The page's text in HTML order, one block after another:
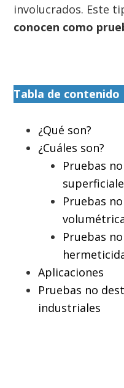
involucrados. Este
conocen como
Tabla de contenido
¿Qué son?
¿Cuáles son?
Pruebas
Pruebas
Pruebas
Aplicaciones
Pruebas no
industriales